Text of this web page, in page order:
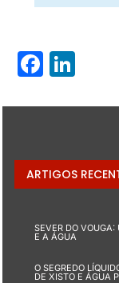
ARTIGOS
SEVER DO
E A ÁGUA
O SEGREDO
DE XISTO E ÁGUA